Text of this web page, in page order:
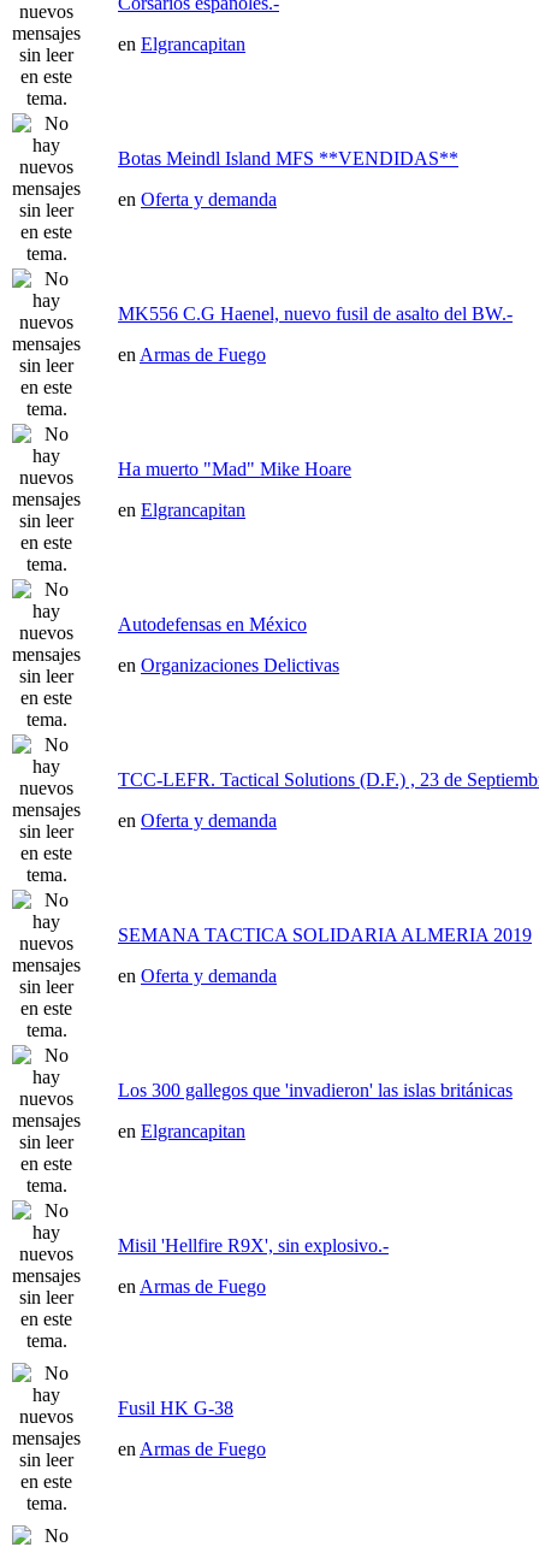
en Elgrancapitan
Botas Meindl Island MFS **VENDIDAS**
en Oferta y demanda
MK556 C.G Haenel, nuevo fusil de asalto del BW.-
en Armas de Fuego
Ha muerto "Mad" Mike Hoare
en Elgrancapitan
Autodefensas en México
en Organizaciones Delictivas
TCC-LEFR. Tactical Solutions (D.F.) , 23 de
en Oferta y demanda
SEMANA TACTICA SOLIDARIA ALMERIA 2019
en Oferta y demanda
Los 300 gallegos que 'invadieron' las islas británicas
en Elgrancapitan
Misil 'Hellfire R9X', sin explosivo.-
en Armas de Fuego
Fusil HK G-38
en Armas de Fuego